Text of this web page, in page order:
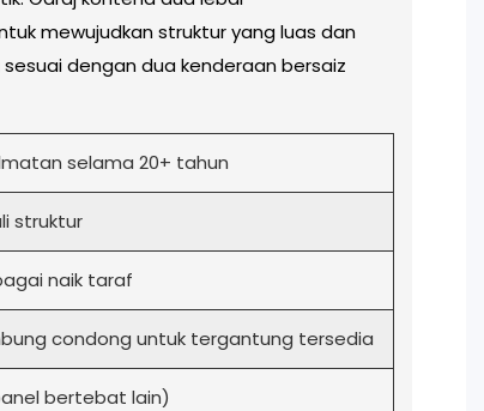
mewujudkan struktur yang luas dan
dengan dua kenderaan bersaiz
selama 20+ tahun
struktur
naik taraf
condong untuk tergantung tersedia
bertebat lain)